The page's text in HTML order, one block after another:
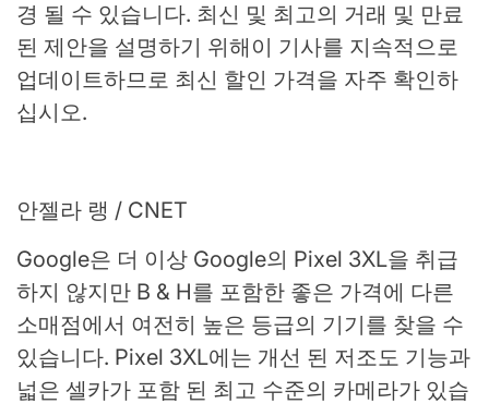
경 될 수 있습니다. 최신 및 최고의 거래 및 만료
된 제안을 설명하기 위해이 기사를 지속적으로
업데이트하므로 최신 할인 가격을 자주 확인하
십시오.
안젤라 랭 / CNET
Google은 더 이상 Google의 Pixel 3XL을 취급
하지 않지만 B & H를 포함한 좋은 가격에 다른
소매점에서 여전히 높은 등급의 기기를 찾을 수
있습니다. Pixel 3XL에는 개선 된 저조도 기능과
넓은 셀카가 포함 된 최고 수준의 카메라가 있습